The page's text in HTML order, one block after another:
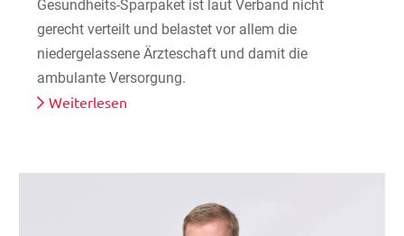
Gesundheits-Sparpaket ist laut Verband nicht
gerecht verteilt und belastet vor allem die
niedergelassene Ärzteschaft und damit die
ambulante Versorgung.
Weiterlesen